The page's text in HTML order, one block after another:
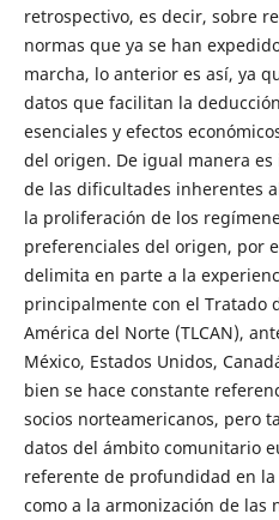
retrospectivo, es decir, sobre
normas que ya se han
marcha, lo anterior es así, ya
datos que facilitan la
esenciales y efectos
del origen. De igual manera
de las dificultades inherentes
la proliferación de los
preferenciales del origen, por
delimita en parte a la
principalmente con el Tratado
América del Norte (TLCAN),
México, Estados Unidos,
bien se hace constante
socios norteamericanos, pero
datos del ámbito comunitario
referente de profundidad en
como a la armonización de